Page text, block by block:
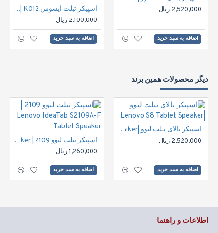
2,520,000 ریال
اضافه به سبد خرید
اسپیکر تبلت ایسوس ASUS FE170CG Tablet Speaker | K012
2,100,000 ریال
اضافه به سبد خرید
دیگر محصولات همین برند
اسپیکر بالای تبلت لنوو |Lenovo S8 Tablet Speaker
2,520,000 ریال
اضافه به سبد خرید
اسپیکر تبلت لنوو 2109 | Lenovo IdeaTab S2109A-F Tablet Speaker
1,260,000 ریال
اضافه به سبد خرید
اطلاعات و راهنما